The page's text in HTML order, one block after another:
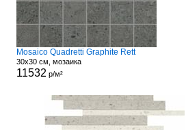
Mosaico Quadretti Graphite Rett
30x30 см, мозаика
11532 р/м²